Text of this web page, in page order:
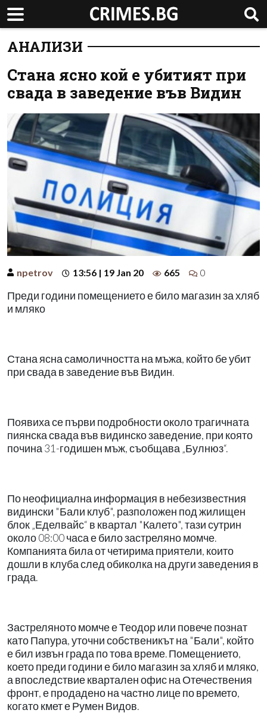
АНАЛИЗИ
Стана ясно кой е убитият при
свада в заведение във Видин
npetrov 13:56 | 19 Jan 20 665 0
Преди години помещението е било магазин за хляб
и мляко
Стана ясна самоличността на мъжа, който бе убит
при свада в заведение във Видин.
Появиха се първи подробности около трагичната
пиянска свада във видинско заведение, при която
почина 31-годишен мъж, съобщава „Булнюз“.
По неофициална информация в небезизвестния
видински "Бали клуб", разположен под жилищен
блок „Еделвайс“ в квартал "Калето", тази сутрин
около 08:00 часа е било застреляно момче.
Компанията била от четирима приятели, които
дошли в клуба след обиколка на други заведения в
града.
Застреляното момче е Теодор или повече познат
като Папура, уточни собственикът на "Бали", който
е бил извън града по това време. Помещението,
което преди години е било магазин за хляб и мляко,
а впоследствие квартален офис на Отечествения
фронт, е продадено на частно лице по времето,
когато кмет е Румен Видов.